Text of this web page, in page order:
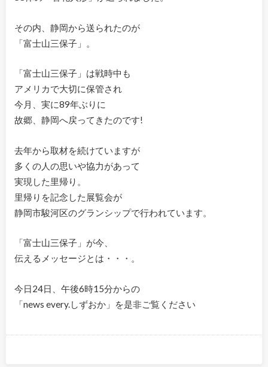
その内、静岡から送られたのが
「富士山三保子」。
「富士山三保子」は戦時中も
アメリカで大切に保管され
今月、実に89年ぶりに
故郷、静岡へ戻ってきたのです!
去年から取材を続けていますが
多くの人の思いや協力があって
実現した里帰り。
里帰りを記念した展覧会が
静岡市駿河区のグランシップで行われています。
「富士山三保子」が今、
伝えるメッセージとは・・・。
今日24日、午後6時15分からの
「news every.しずおか」を是非ご覧ください